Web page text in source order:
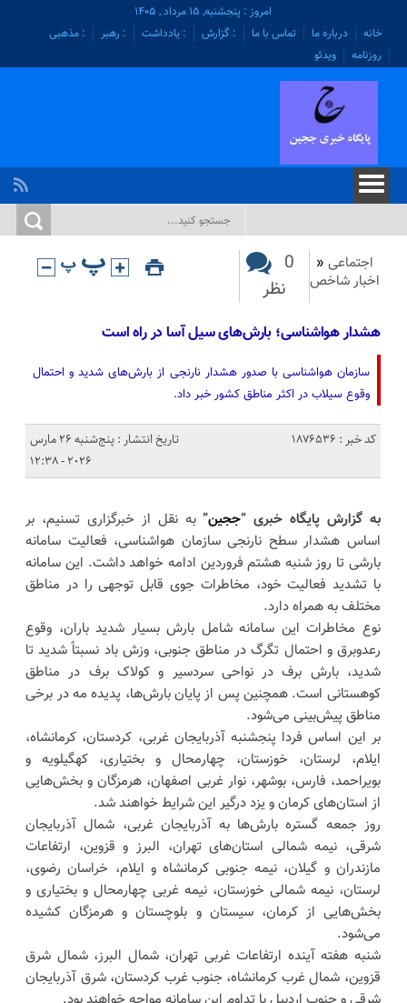
امروز : پنجشنبه, ۱۵ مرداد , ۱۴۰۵
خانه
درباره ما تماس با ما : گزارش : یادداشت : رهبر
: مذهبی
روزنامه
ویدئو
اجتماعی «
اخبار شاخص
0
نظر
هشدار هواشناسی؛ بارش‌های سیل آسا در راه است
سازمان هواشناسی با صدور هشدار نارنجی از بارش‌های شدید و احتمال
وقوع سیلاب در اکثر مناطق کشور خبر داد.
کد خبر : 1876536
تاریخ انتشار : پنج‌شنبه 26 مارس
2026 - 12:38
به گزارش پایگاه خبری “ججین”به نقل از خبرگزاری تسنیم، بر
اساس هشدار سطح نارنجی سازمان هواشناسی، فعالیت سامانه
بارشی تا روز شنبه هشتم فروردین ادامه خواهد داشت. این سامانه
با تشدید فعالیت خود، مخاطرات جوی قابل توجهی را در مناطق
مختلف به همراه دارد.
نوع مخاطرات این سامانه شامل بارش بسیار شدید باران، وقوع
رعدوبرق و احتمال تگرگ در مناطق جنوبی، وزش باد نسبتاً شدید تا
شدید، بارش برف در نواحی سردسیر و کولاک برف در مناطق
کوهستانی است. همچنین پس از پایان بارش‌ها، پدیده مه در برخی
مناطق پیش‌بینی می‌شود.
بر این اساس فردا پنجشنبه آذربایجان غربی، کردستان، کرمانشاه،
ایلام، لرستان، خوزستان، چهارمحال و بختیاری، کهگیلویه و
بویراحمد، فارس، بوشهر، نوار غربی اصفهان، هرمزگان و بخش‌هایی
از استان‌های کرمان و یزد درگیر این شرایط خواهند شد.
روز جمعه گستره بارش‌ها به آذربایجان غربی، شمال آذربایجان
شرقی، نیمه شمالی استان‌های تهران، البرز و قزوین، ارتفاعات
مازندران و گیلان، نیمه جنوبی کرمانشاه و ایلام، خراسان رضوی،
لرستان، نیمه شمالی خوزستان، نیمه غربی چهارمحال و بختیاری و
بخش‌هایی از کرمان، سیستان و بلوچستان و هرمزگان کشیده
می‌شود.
شنبه هفته آینده ارتفاعات غربی تهران، شمال البرز، شمال شرق
قزوین، شمال غرب کرمانشاه، جنوب غرب کردستان، شرق آذربایجان